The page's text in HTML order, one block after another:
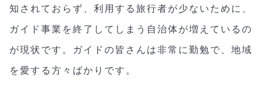
知されておらず、利用する旅行者が少ないために、
ガイド事業を終了してしまう自治体が増えているの
が現状です。ガイドの皆さんは非常に勤勉で、地域
を愛する方々ばかりです。